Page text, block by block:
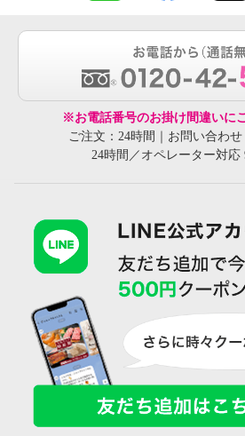
※お電話番号のお掛け間違いに
ご注文：24時間｜お問い合わ
24時間／オペレーター対応